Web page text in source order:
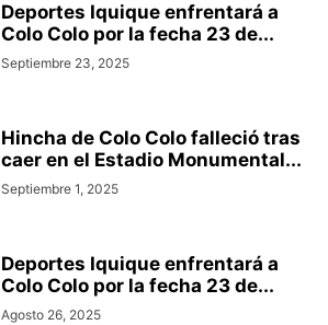
Deportes Iquique enfrentará a
Colo Colo por la fecha 23 de...
Septiembre 23, 2025
Hincha de Colo Colo falleció tras
caer en el Estadio Monumental...
Septiembre 1, 2025
Deportes Iquique enfrentará a
Colo Colo por la fecha 23 de...
Agosto 26, 2025